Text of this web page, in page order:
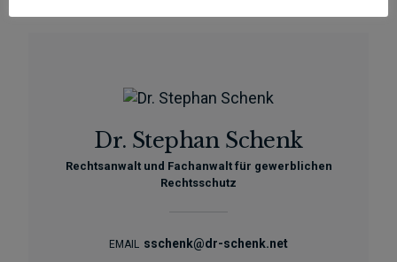
Dr. Stephan Schenk
Rechtsanwalt und Fachanwalt für gewerblichen
Rechtsschutz
EMAIL sschenk@dr-schenk.net